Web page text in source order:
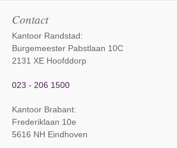
Contact
Kantoor Randstad:
Burgemeester Pabstlaan 10C
2131 XE Hoofddorp
023 - 206 1500
Kantoor Brabant:
Frederiklaan 10e
5616 NH Eindhoven